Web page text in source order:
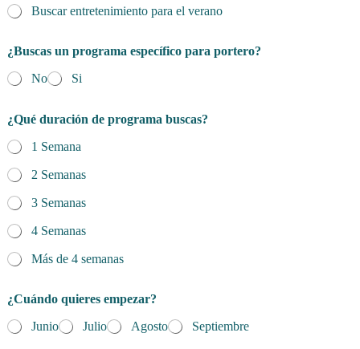
Buscar entretenimiento para el verano
¿Buscas un programa específico para portero?
No
Si
¿Qué duración de programa buscas?
1 Semana
2 Semanas
3 Semanas
4 Semanas
Más de 4 semanas
¿Cuándo quieres empezar?
Junio
Julio Agosto Septiembre